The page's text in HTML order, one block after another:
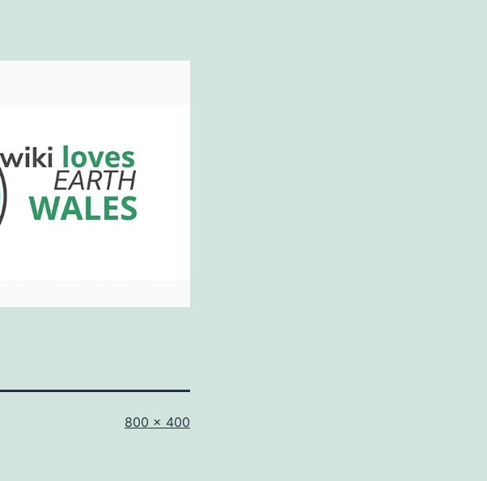
Maint
800 × 400